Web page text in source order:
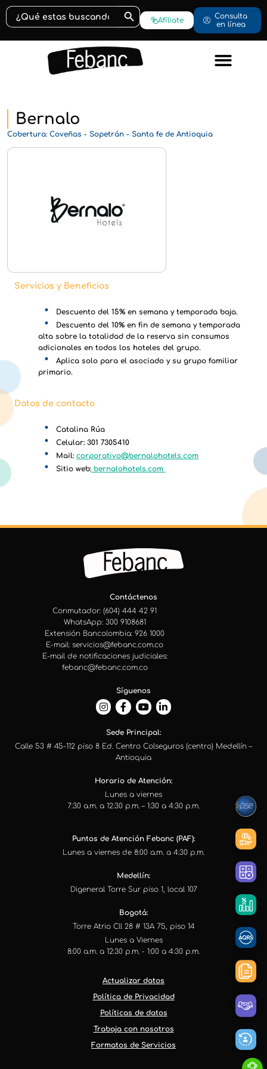
Buscar:
Botón de búsqueda
Afíliate
Consulta
en línea
Bernalo
Cobertura: Coveñas - Sopetrán - Santa fe de Antioquia
Servicios y Beneficios
Descuento del 15% en semana y temporada baja.
Descuento del 10% en fin de semana y temporada
alta sobre la totalidad de la reserva sin consumos
adicionales en todos los hoteles del grupo.
Aplica solo para el asociado y su grupo familiar
primario.
Datos de contacto
Catalina Rúa
Celular: 301 7305410
Mail: corporativo@bernalohotels.com
Sitio web: bernalohotels.com
Contáctenos
Conmutador: (604) 444 42 91
WhatsApp: 300 9108681
Extensión Bancolombia: 926 1000
E-mail: servicios@febanc.com.co
E-mail de notificaciones judiciales:
febanc@febanc.com.co
Síguenos
Sede Principal:
Calle 53 # 45-112 piso 8 Ed. Centro Colseguros (centro) Medellín –
Antioquia
Horario de Atención:
Lunes a viernes
7:30 a.m. a 12:30 p.m. – 1:30 a 4:30 p.m.
Puntos de Atención Febanc (PAF):
Lunes a viernes de 8:00 a.m. a 4:30 p.m.
Medellín:
Digeneral Torre Sur piso 1, local 107
Bogotá:
Torre Atrio Cll 28 # 13A 75, piso 14
Lunes a Viernes
8:00 a.m. a 12:30 p.m. - 1:00 a 4:30 p.m.
Actualizar datos
Política de Privacidad
Políticas de datos
Trabaja con nosotros
Formatos de Servicios